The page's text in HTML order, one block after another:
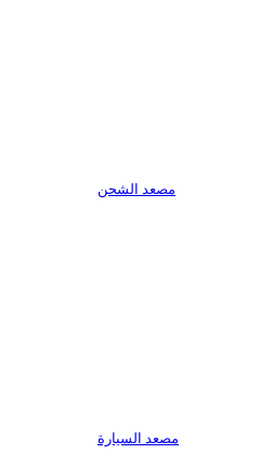
مصعد الشحن
مصعد السيارة